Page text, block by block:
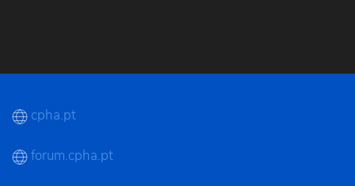
cpha.pt
forum.cpha.pt